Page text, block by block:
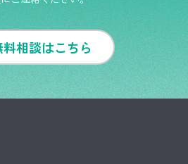
料相談はこちら